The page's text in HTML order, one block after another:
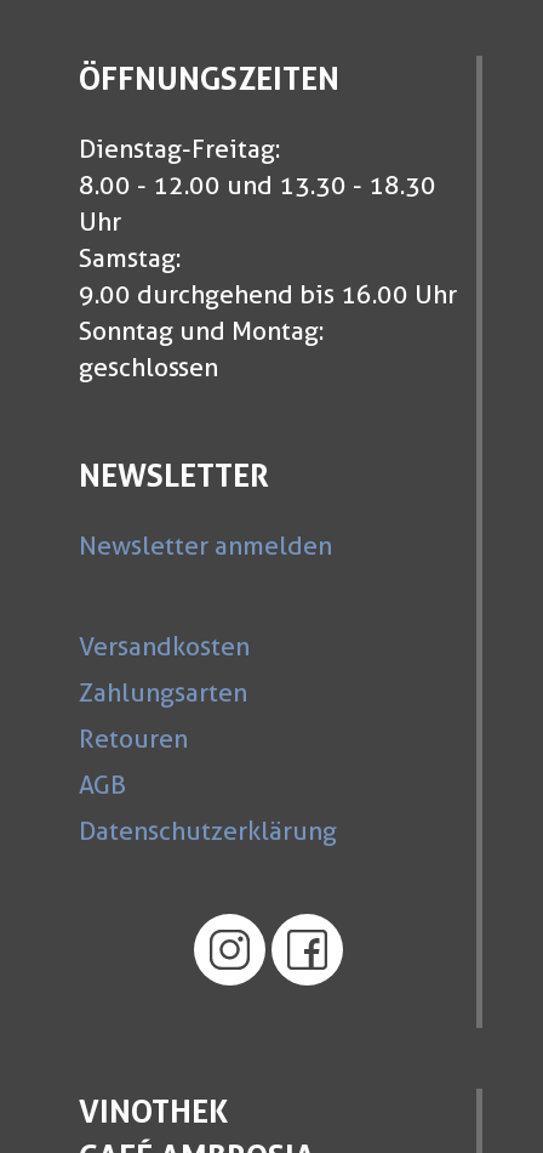
ÖFFNUNGSZEITEN
Dienstag-Freitag:
8.00 - 12.00 und 13.30 - 18.30
Uhr
Samstag:
9.00 durchgehend bis 16.00 Uhr
Sonntag und Montag:
geschlossen
NEWSLETTER
Newsletter anmelden
Versandkosten
Zahlungsarten
Retouren
AGB
Datenschutzerklärung
VINOTHEK